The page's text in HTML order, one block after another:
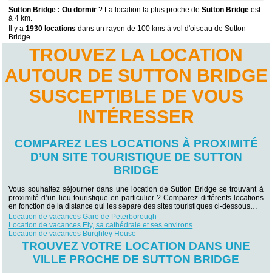
Sutton Bridge : Ou dormir ? La location la plus proche deSutton Bridge est
à 4 km.
Il y a1930 locations dans un rayon de 100 kms à vol d'oiseau de Sutton
Bridge.
TROUVEZ LA LOCATION
AUTOUR DE SUTTON BRIDGE
SUSCEPTIBLE DE VOUS
INTÉRESSER
COMPAREZ LES LOCATIONS À PROXIMITÉ
D’UN SITE TOURISTIQUE DE SUTTON
BRIDGE
Vous souhaitez séjourner dans une location de Sutton Bridge se trouvant à
proximité d’un lieu touristique en particulier ? Comparez différents locations
en fonction de la distance qui les sépare des sites touristiques ci-dessous…
Location de vacances Gare de Peterborough
Location de vacances Ely, sa cathédrale et ses environs
Location de vacances Burghley House
TROUVEZ VOTRE LOCATION DANS UNE
VILLE PROCHE DE SUTTON BRIDGE